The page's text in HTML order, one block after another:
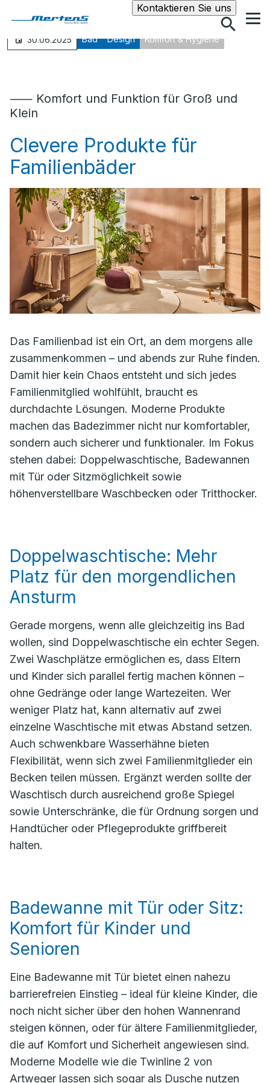
Kontaktieren Sie unsSuche
30.06.2025 Bad Design Komfort & Hygiene
⸺ Komfort und Funktion für Groß und
Klein
Clevere Produkte für
Familienbäder
Das Familienbad ist ein Ort, an dem morgens alle
zusammenkommen – und abends zur Ruhe finden.
Damit hier kein Chaos entsteht und sich jedes
Familienmitglied wohlfühlt, braucht es
durchdachte Lösungen. Moderne Produkte
machen das Badezimmer nicht nur komfortabler,
sondern auch sicherer und funktionaler. Im Fokus
stehen dabei: Doppelwaschtische, Badewannen
mit Tür oder Sitzmöglichkeit sowie
höhenverstellbare Waschbecken oder Tritthocker.
Doppelwaschtische: Mehr
Platz für den morgendlichen
Ansturm
Gerade morgens, wenn alle gleichzeitig ins Bad
wollen, sind Doppelwaschtische ein echter Segen.
Zwei Waschplätze ermöglichen es, dass Eltern
und Kinder sich parallel fertig machen können –
ohne Gedränge oder lange Wartezeiten. Wer
weniger Platz hat, kann alternativ auf zwei
einzelne Waschtische mit etwas Abstand setzen.
Auch schwenkbare Wasserhähne bieten
Flexibilität, wenn sich zwei Familienmitglieder ein
Becken teilen müssen. Ergänzt werden sollte der
Waschtisch durch ausreichend große Spiegel
sowie Unterschränke, die für Ordnung sorgen und
Handtücher oder Pflegeprodukte griffbereit
halten.
Badewanne mit Tür oder Sitz:
Komfort für Kinder und
Senioren
Eine Badewanne mit Tür bietet einen nahezu
barrierefreien Einstieg – ideal für kleine Kinder, die
noch nicht sicher über den hohen Wannenrand
steigen können, oder für ältere Familienmitglieder,
die auf Komfort und Sicherheit angewiesen sind.
Moderne Modelle wie die Twinline 2 von
Artweger lassen sich sogar als Dusche nutzen